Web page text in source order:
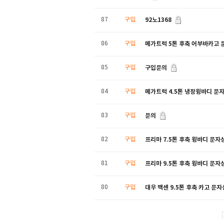
87 구입 92노1368
86 구입 메가트럭 5톤 후축 어부바카고
85 구입 구입문의
84 구입 메가트럭 4.5톤 냉장윙바디 문
83 구입 문의
82 구입 프리마 7.5톤 후축 윙바디 문자
81 구입 프리마 9.5톤 후축 윙바디 문자
80 구입 대우 맥센 9.5톤 후축 카고 문자